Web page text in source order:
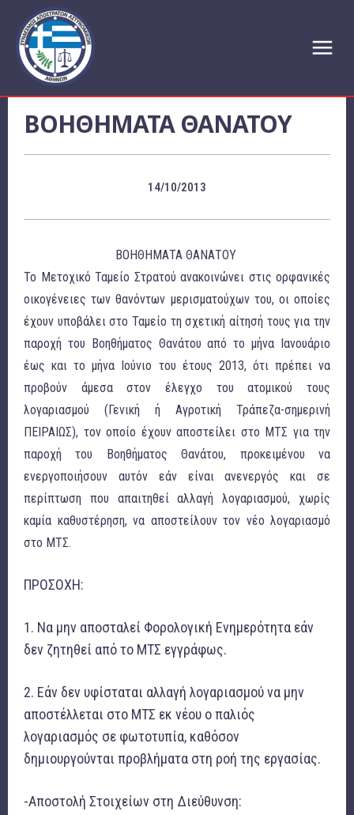
ΒΟΗΘΗΜΑΤΑ ΘΑΝΑΤΟΥ
14/10/2013
ΒΟΗΘΗΜΑΤΑ ΘΑΝΑΤΟΥ
Το Μετοχικό Ταμείο Στρατού ανακοινώνει στις ορφανικές
οικογένειες των θανόντων μερισματούχων του, οι οποίες
έχουν υποβάλει στο Ταμείο τη σχετική αίτησή τους για την
παροχή του Βοηθήματος Θανάτου από το μήνα Ιανουάριο
έως και το μήνα Ιούνιο του έτους 2013, ότι πρέπει να
προβούν άμεσα στον έλεγχο του ατομικού τους
λογαριασμού (Γενική ή Αγροτική Τράπεζα-σημερινή
ΠΕΙΡΑΙΩΣ), τον οποίο έχουν αποστείλει στο ΜΤΣ για την
παροχή του Βοηθήματος Θανάτου, προκειμένου να
ενεργοποιήσουν αυτόν εάν είναι ανενεργός και σε
περίπτωση που απαιτηθεί αλλαγή λογαριασμού, χωρίς
καμία καθυστέρηση, να αποστείλουν τον νέο λογαριασμό
στο ΜΤΣ.
ΠΡΟΣΟΧΗ:
1. Να μην αποσταλεί Φορολογική Ενημερότητα εάν
δεν ζητηθεί από το ΜΤΣ εγγράφως.
2. Εάν δεν υφίσταται αλλαγή λογαριασμού να μην
αποστέλλεται στο ΜΤΣ εκ νέου ο παλιός
λογαριασμός σε φωτοτυπία, καθόσον
δημιουργούνται προβλήματα στη ροή της εργασίας.
-Αποστολή Στοιχείων στη Διεύθυνση: